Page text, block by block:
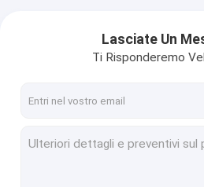
Lasciate Un
Ti Risponderemo